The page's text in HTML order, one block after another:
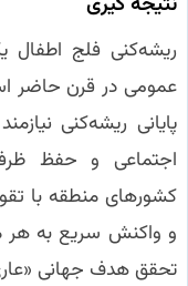
ریشه‌کنی فلج اطفال
عمومی در قرن حاضر
پایانی ریشه‌کنی
اجتماعی و حفظ
کشورهای منطقه با
و واکنش سریع به هر
تحقق هدف جهانی